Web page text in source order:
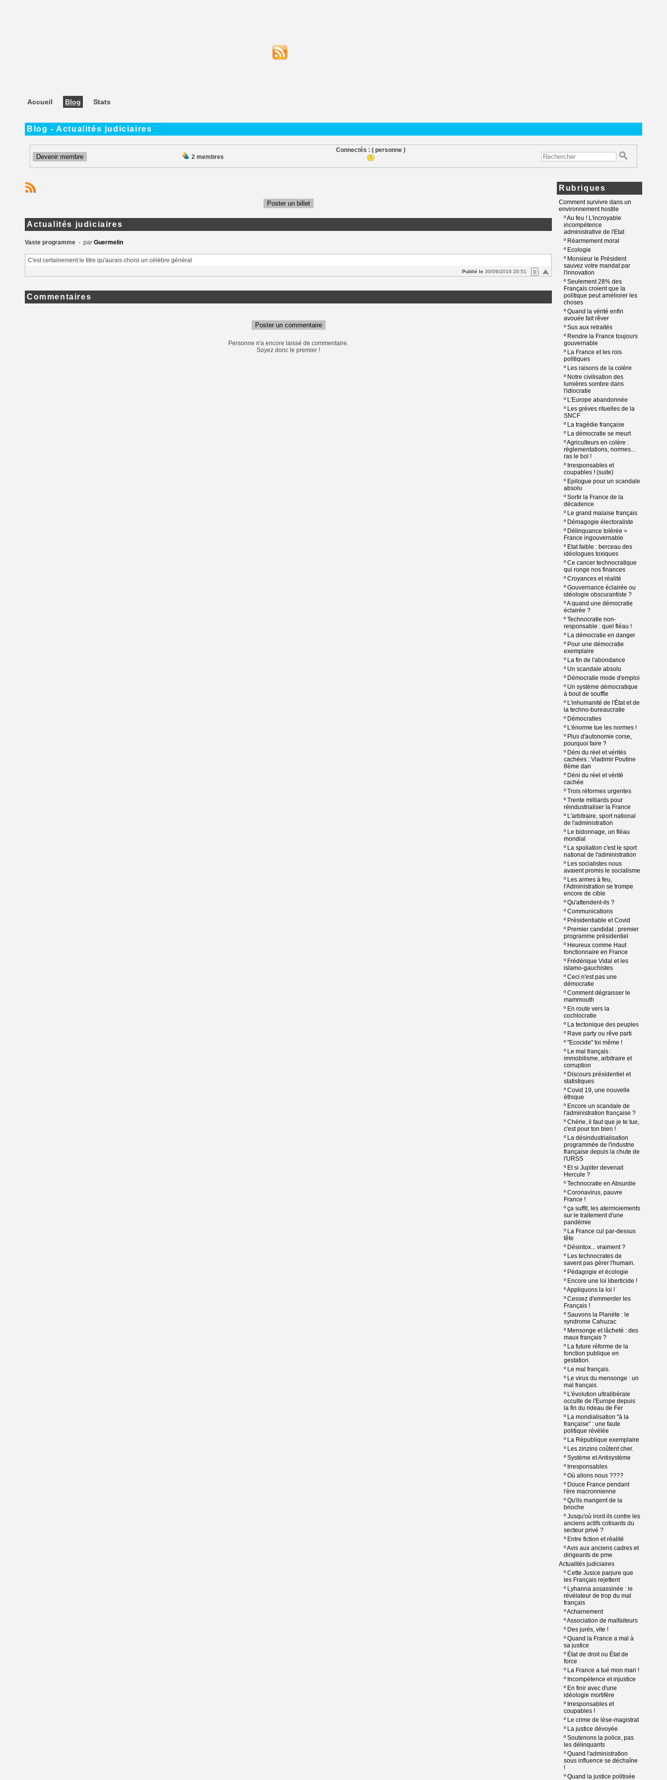
Accueil Blog Stats
Blog - Actualités judiciaires
Devenir membre 2 membres
Connectés : ( personne )
Poster un billet
Actualités judiciaires
Vaste programme - par Guermelin
C'est certainement le titre qu'aurais choisi un célèbre général
Publié le 30/09/2016 20:51
Commentaires
Poster un commentaire
Personne n'a encore laissé de commentaire.
Soyez donc le premier !
Rubriques
Comment survivre dans un
environnement hostile
ºAu feu ! L'incroyable
incompétence
administrative de l'Etat
º Réarmement moral
º Ecologie
º Monsieur le Président
sauvez votre mandat par
l'innovation
ºSeulement 28% des
Français croient que la
politique peut améliorer les
choses
ºQuand la vérité enfin
avouée fait rêver
ºSus aux retraités
º Rendre la France toujours
gouvernable
º La France et les rois
politiques
º Les raisons de la colère
º Notre civilisation des
lumières sombre dans
l'idiocratie
º L'Europe abandonnée
º Les grèves rituelles de la
SNCF
º La tragédie française
º La démocratie se meurt
ºAgriculteurs en colère :
règlementations, normes...
ras le bol !
º Irresponsables et
coupables ! (suite)
º Epilogue pour un scandale
absolu
ºSortir la France de la
décadence
º Le grand malaise français
º Démagogie électoraliste
º Délinquance tolérée =
France ingouvernable
º Etat faible : berceau des
idéologues toxiques
ºCe cancer technocratique
qui ronge nos finances
ºCroyances et réalité
ºGouvernance éclairée ou
idéologie obscurantiste ?
ºA quand une démocratie
éclairée ?
ºTechnocratie non-
responsable : quel fléau !
º La démocratie en danger
º Pour une démocratie
exemplaire
º La fin de l'abondance
º Un scandale absolu
º Démocratie mode d'emploi
º Un système démocratique
à bout de souffle
º L'inhumanité de l'État et de
la techno-bureaucratie
º Démocraties
º L'énorme tue les normes !
º Plus d'autonomie corse,
pourquoi faire ?
º Déni du réel et vérités
cachées : Vladimir Poutine
8ème dan
º Déni du réel et vérité
cachée
ºTrois réformes urgentes
ºTrente milliards pour
réindustrialiser la France
º L'arbitraire, sport national
de l'administration
º Le bidonnage, un fléau
mondial
º La spoliation c'est le sport
national de l'administration
º Les socialistes nous
avaient promis le socialisme
º Les armes à feu,
l'Administration se trompe
encore de cible
ºQu'attendent-ils ?
ºCommunications
º Présidentiable et Covid
º Premier candidat : premier
programme présidentiel
º Heureux comme Haut
fonctionnaire en France
º Frédérique Vidal et les
islamo-gauchistes
ºCeci n'est pas une
démocratie
ºComment dégraisser le
mammouth
º En route vers la
cochlocratie
º La tectonique des peuples
º Rave party ou rêve parti
º"Ecocide" toi même !
º Le mal français :
immobilisme, arbitraire et
corruption
º Discours présidentiel et
statistiques
ºCovid 19, une nouvelle
éthique
º Encore un scandale de
l'administration française ?
ºChérie, il faut que je te tue,
c'est pour ton bien !
º La désindustrialisation
programmée de l'industrie
française depuis la chute de
l'URSS
º Et si Jupiter devenait
Hercule ?
ºTechnocratie en Absurdie
ºCoronavirus, pauvre
France !
ºça suffit, les atermoiements
sur le traitement d'une
pandémie
º La France cul par-dessus
tête
º Désintox... vraiment ?
º Les technocrates de
savent pas gérer l'humain.
º Pédagogie et écologie
º Encore une loi liberticide !
ºAppliquons la loi !
ºCessez d'emmerder les
Français !
ºSauvons la Planète : le
syndrome Cahuzac
º Mensonge et lâcheté : des
maux français ?
º La future réforme de la
fonction publique en
gestation.
º Le mal français.
º Le virus du mensonge : un
mal français.
º L'évolution ultralibérale
occulte de l'Europe depuis
la fin du rideau de Fer
º La mondialisation "à la
française" : une faute
politique révélée
º La République exemplaire
º Les zinzins coûtent cher.
ºSystème et Antisystème
º Irresponsables
ºOù allons nous ????
º Douce France pendant
l'ère macronnienne
ºQu'ils mangent de la
brioche
ºJusqu'où iront ils contre les
anciens actifs cotisants du
secteur privé ?
º Entre fiction et réalité
ºAvis aux anciens cadres et
dirigeants de pme
Actualités judiciaires
ºCette Jusice parjure que
les Français rejettent
º Lyhanna assassinée : le
révélateur de trop du mal
français
ºAcharnement
ºAssociation de malfaiteurs
º Des jurés, vite !
ºQuand la France a mal à
sa justice
º État de droit ou État de
force
º La France a tué mon mari !
º Incompétence et injustice
º En finir avec d'une
idéologie mortifère
º Irresponsables et
coupables !
º Le crime de lèse-magistrat
º La justice dévoyée
ºSoutenons la police, pas
les délinquants
ºQuand l'administration
sous influence se déchaîne
!
ºQuand la justice politisée